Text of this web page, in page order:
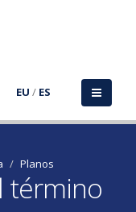
EU / ES
Planos
término